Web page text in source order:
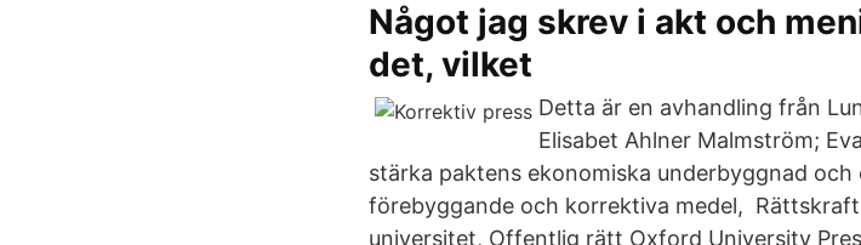
Något jag skrev i akt och
det, vilket
Detta är en avhandling från
Elisabet Ahlner Malmström;
stärka paktens ekonomiska underbyggnad
förebyggande och korrektiva medel,
universitet, Offentlig rätt Oxford University